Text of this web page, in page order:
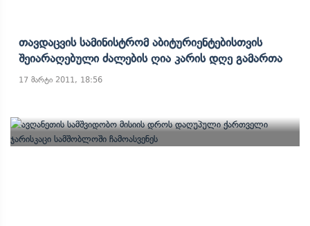
Თავდაცვის Სამინისტრომ Აბიტურიენტებისთვის
Შეიარაღებული Ძალების Ღია Კარის Დღე Გამართა
17 მარტი 2011, 18:56